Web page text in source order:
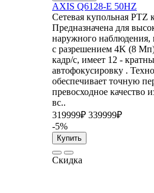
AXIS Q6128-E 50HZ
Сетевая купольная PTZ
Предназначена для
наружного наблюдения,
с разрешением 4K (8
кадр/с, имеет 12 -
автофокусировку .
обеспечивает точную
превосходное качество
вс..
319999₽ 339999₽
-5%
Купить
Скидка